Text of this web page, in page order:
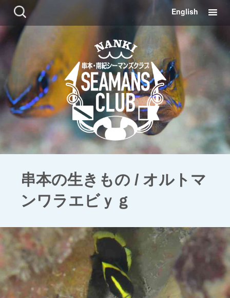
検
索:
コ
ン
ツ
に
English
串本の生きもの / オルトマ
ンワラエビｙｇ